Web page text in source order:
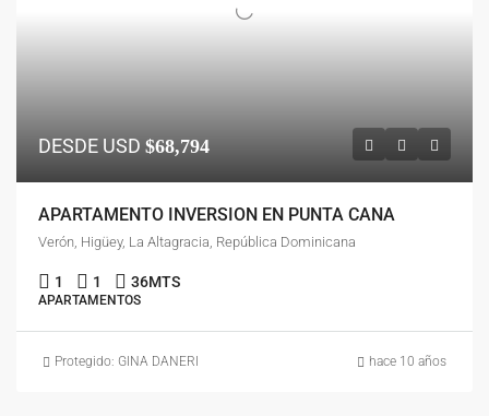
DESDE USD $68,794
APARTAMENTO INVERSION EN PUNTA CANA
Verón, Higüey, La Altagracia, República Dominicana
1 1 36MTS
APARTAMENTOS
Protegido: GINA DANERI hace 10 años